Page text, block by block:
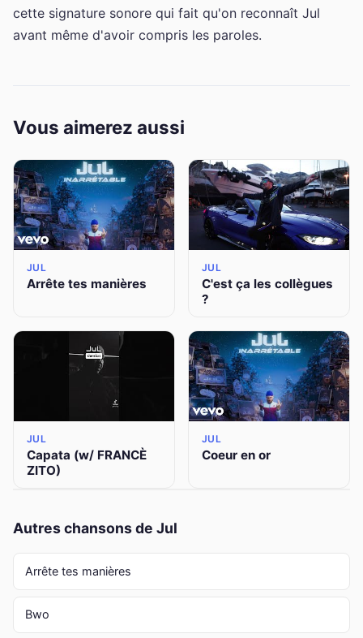
cette signature sonore qui fait qu'on reconnaît Jul
avant même d'avoir compris les paroles.
Vous aimerez aussi
JUL
Arrête tes manières
JUL
C'est ça les collègues
?
JUL
Capata (w/ FRANCÈ
ZITO)
JUL
Coeur en or
Autres chansons de Jul
Arrête tes manières
Bwo